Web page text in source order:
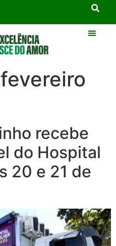
recebe
do Hospital
20 e 21 de